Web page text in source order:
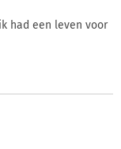
had een leven voor